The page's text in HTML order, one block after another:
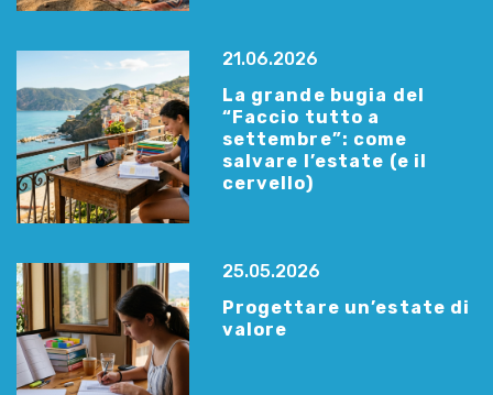
21.06.2026
La grande bugia del
“Faccio tutto a
settembre”: come
salvare l’estate (e il
cervello)
25.05.2026
Progettare un’estate di
valore